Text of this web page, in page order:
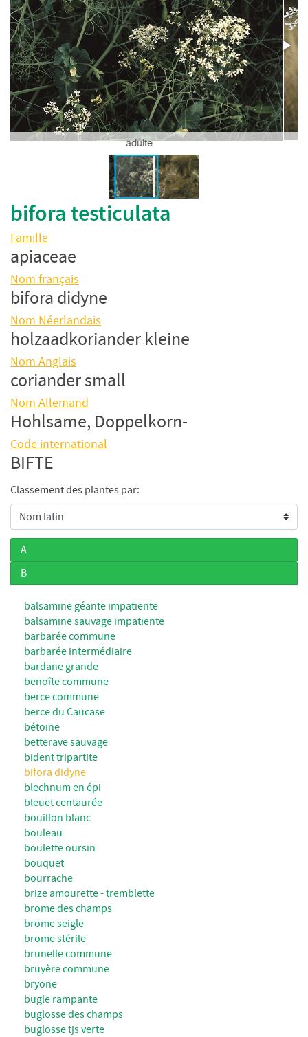
Classement des plantes par:
A
B
balsamine géante impatiente
balsamine sauvage impatiente
barbarée commune
barbarée intermédiaire
bardane grande
benoîte commune
berce commune
berce du Caucase
bétoine
betterave sauvage
bident tripartite
bifora didyne
blechnum en épi
bleuet centaurée
bouillon blanc
bouleau
boulette oursin
bouquet
bourrache
brize amourette - tremblette
brome des champs
brome seigle
brome stérile
brunelle commune
bruyère commune
bryone
bugle rampante
buglosse des champs
buglosse tjs verte
adulte
bifora testiculata
Famille
apiaceae
Nom français
bifora didyne
Nom Néerlandais
holzaadkoriander kleine
Nom Anglais
coriander small
Nom Allemand
Hohlsame, Doppelkorn-
Code international
BIFTE